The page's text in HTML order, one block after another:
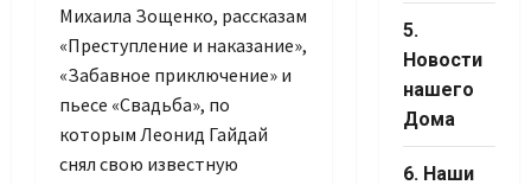
Михаила Зощенко, рассказам
«Преступление и наказание»,
«Забавное приключение» и
пьесе «Свадьба», по
которым Леонид Гайдай
снял свою известную
5.
Новости
нашего
Дома
6. Наши